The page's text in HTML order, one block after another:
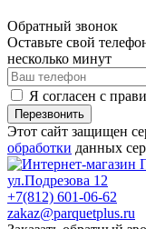
Обратный звонок
Оставьте свой
несколько минут
Я согласен с
Перезвонить
Этот сайт защищен
обработки данных
ул.Подрезова 12
+7(812) 601-06-62
zakaz@parquetplus.ru